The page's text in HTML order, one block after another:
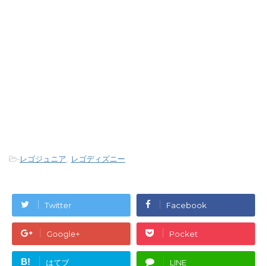
-レゴジュニア, レゴディズニー
Twitter Facebook
Google+ Pocket
B! はてブ LINE